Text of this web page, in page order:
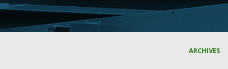
ARCHIVES